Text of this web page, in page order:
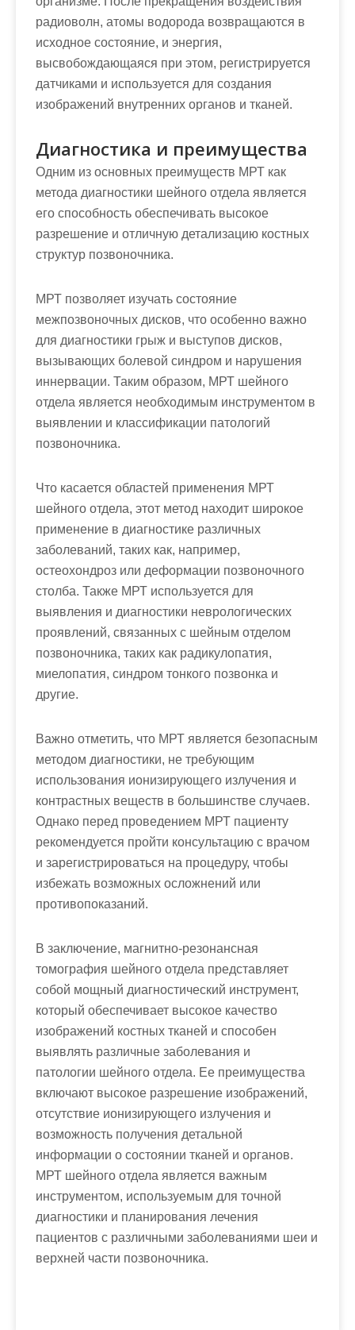
радиоволн, атомы водорода возвращаются в
исходное состояние, и энергия,
высвобождающаяся при этом, регистрируется
датчиками и используется для создания
изображений внутренних органов и тканей.
Диагностика и преимущества
Одним из основных преимуществ МРТ как
метода диагностики шейного отдела является
его способность обеспечивать высокое
разрешение и отличную детализацию костных
структур позвоночника.
МРТ позволяет изучать состояние
межпозвоночных дисков, что особенно важно
для диагностики грыж и выступов дисков,
вызывающих болевой синдром и нарушения
иннервации. Таким образом, МРТ шейного
отдела является необходимым инструментом в
выявлении и классификации патологий
позвоночника.
Что касается областей применения МРТ
шейного отдела, этот метод находит широкое
применение в диагностике различных
заболеваний, таких как, например,
остеохондроз или деформации позвоночного
столба. Также МРТ используется для
выявления и диагностики неврологических
проявлений, связанных с шейным отделом
позвоночника, таких как радикулопатия,
миелопатия, синдром тонкого позвонка и
другие.
Важно отметить, что МРТ является безопасным
методом диагностики, не требующим
использования ионизирующего излучения и
контрастных веществ в большинстве случаев.
Однако перед проведением МРТ пациенту
рекомендуется пройти консультацию с врачом
и зарегистрироваться на процедуру, чтобы
избежать возможных осложнений или
противопоказаний.
В заключение, магнитно-резонансная
томография шейного отдела представляет
собой мощный диагностический инструмент,
который обеспечивает высокое качество
изображений костных тканей и способен
выявлять различные заболевания и
патологии шейного отдела. Ее преимущества
включают высокое разрешение изображений,
отсутствие ионизирующего излучения и
возможность получения детальной
информации о состоянии тканей и органов.
МРТ шейного отдела является важным
инструментом, используемым для точной
диагностики и планирования лечения
пациентов с различными заболеваниями шеи и
верхней части позвоночника.